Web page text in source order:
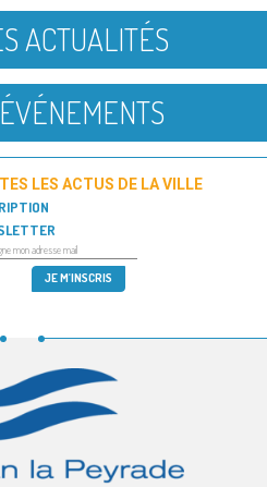
ACTUALITÉS
LES ACTUS DE LA VILLE